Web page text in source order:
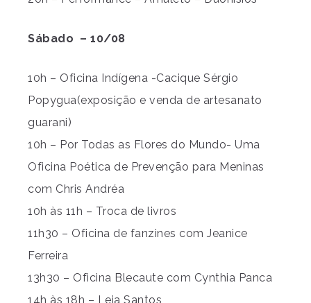
Sábado – 10/08
10h – Oficina Indígena -Cacique Sérgio
Popygua(exposição e venda de artesanato
guarani)
10h – Por Todas as Flores do Mundo- Uma
Oficina Poética de Prevenção para Meninas
com Chris Andréa
10h às 11h – Troca de livros
11h30 – Oficina de fanzines com Jeanice
Ferreira
13h30 – Oficina Blecaute com Cynthia Panca
14h às 18h – Leia Santos